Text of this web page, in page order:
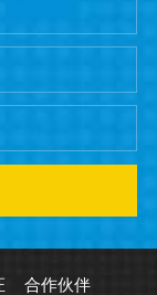
合作伙伴